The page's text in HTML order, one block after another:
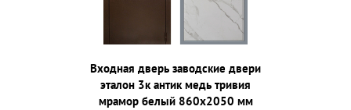
Входная дверь заводские двери
эталон 3к антик медь тривия
мрамор белый 860х2050 мм